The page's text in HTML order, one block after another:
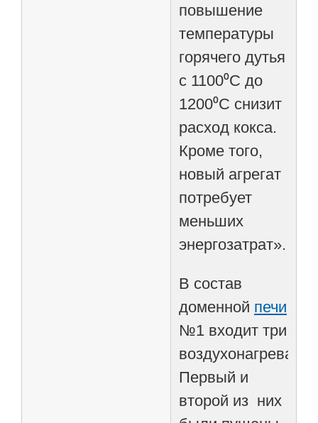
повышение
температуры
горячего дутья
с 1100⁰С до
1200⁰С снизит
расход кокса.
Кроме того,
новый агрегат
потребует
меньших
энергозатрат».
В состав
доменной печи
№1 входит три
Первый и
второй из них